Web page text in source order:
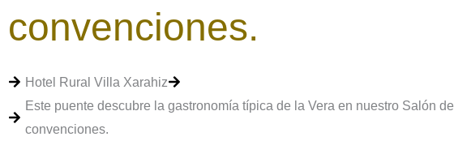
convenciones.
Hotel Rural Villa Xarahiz
Este puente descubre la gastronomía típica de la Vera en nuestro Salón de
convenciones.